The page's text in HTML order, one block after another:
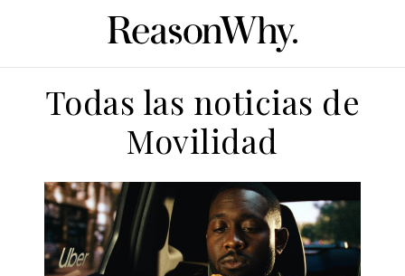
Todas las noticias de
Movilidad